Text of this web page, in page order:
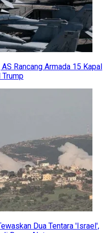
Rancang Armada 15 Kapal
Trump
Dua Tentara 'Israel',